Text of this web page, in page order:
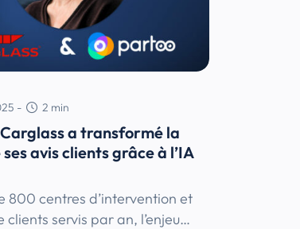
- 2 min
a transformé la
avis clients grâce à l’IA
800 centres d’intervention et
clients servis par an, l’enjeu…